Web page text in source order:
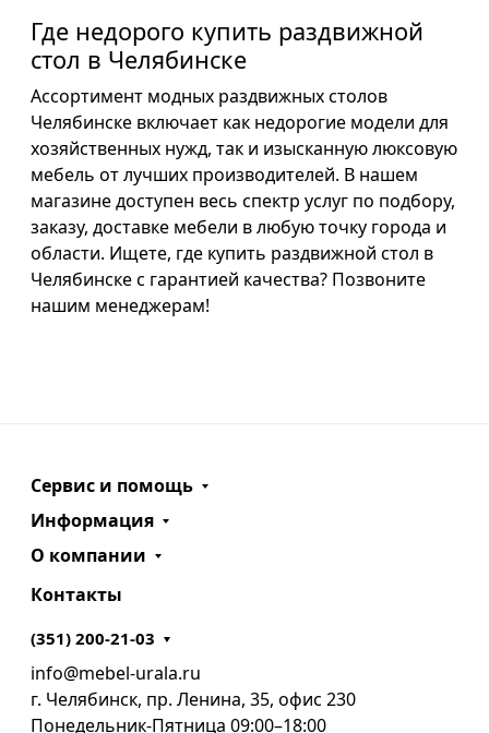
Где недорого купить раздвижной
стол в Челябинске
Ассортимент модных раздвижных столов
Челябинске включает как недорогие модели для
хозяйственных нужд, так и изысканную люксовую
мебель от лучших производителей. В нашем
магазине доступен весь спектр услуг по подбору,
заказу, доставке мебели в любую точку города и
области. Ищете, где купить раздвижной стол в
Челябинске с гарантией качества? Позвоните
нашим менеджерам!
Сервис и помощь
Информация
О компании
Контакты
(351) 200-21-03
info@mebel-urala.ru
г. Челябинск, пр. Ленина, 35, офис 230
Понедельник-Пятница 09:00–18:00